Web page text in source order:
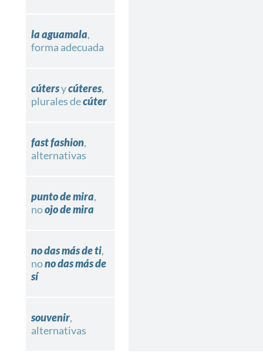
la aguamala,
forma adecuada
cútersycúteres,
plurales decúter
fast fashion,
alternativas
punto de mira,
noojo de mira
no das más de ti,
nono das más de
sí
souvenir,
alternativas